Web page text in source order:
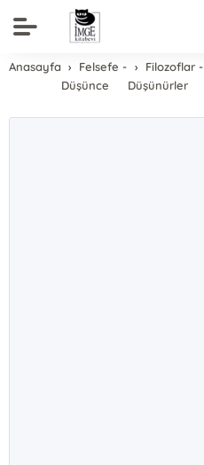
Anasayfa
Felsefe -
Düşünce
Filozoflar -
Düşünürler